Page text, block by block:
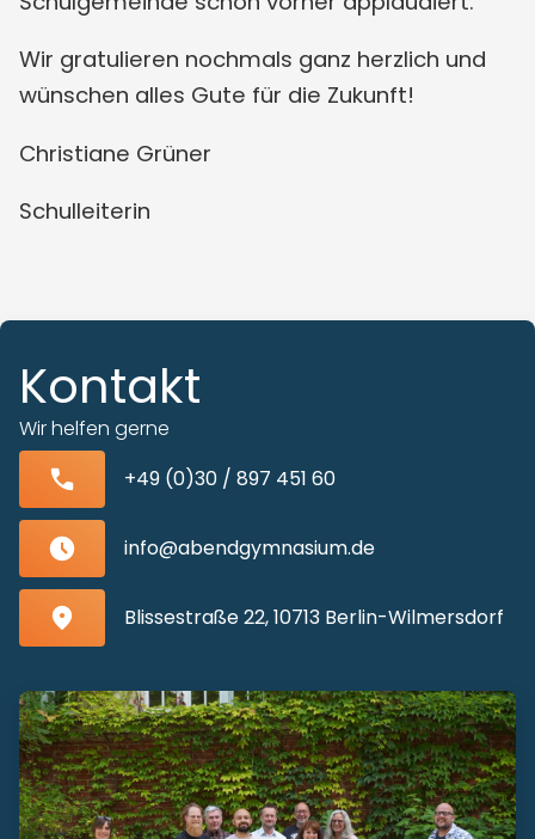
Wir gratulieren nochmals ganz herzlich und
wünschen alles Gute für die Zukunft!
Christiane Grüner
Schulleiterin
Kontakt
Wir helfen gerne
+49 (0)30 / 897 451 60
info@abendgymnasium.de
Blissestraße 22, 10713 Berlin-Wilmersdorf